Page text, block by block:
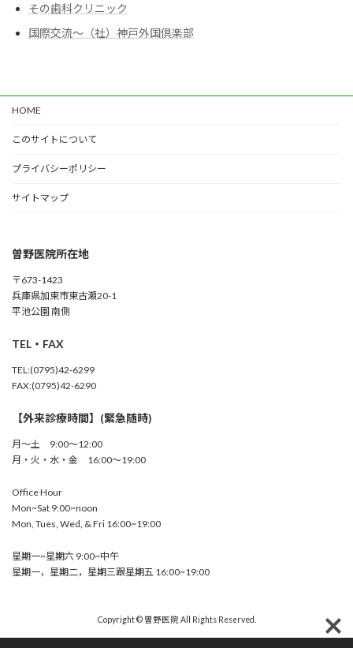
その歯科クリニック
国際交流～（社）神戸外国倶楽部
HOME
このサイトについて
プライバシーポリシー
サイトマップ
曽野医院所在地
〒673-1423
兵庫県加東市東古瀬20-1
平池公園 南側
TEL・FAX
TEL:(0795)42-6299
FAX:(0795)42-6290
【外来診療時間】(緊急随時)
月～土 9:00～12:00
月・火・水・金 16:00～19:00
Office Hour
Mon~Sat 9:00~noon
Mon, Tues, Wed, & Fri 16:00~19:00
星期一~星期六 9:00~中午
星期一，星期二，星期三跟星期五 16:00~19:00
Copyright © 曽野医院 All Rights Reserved.